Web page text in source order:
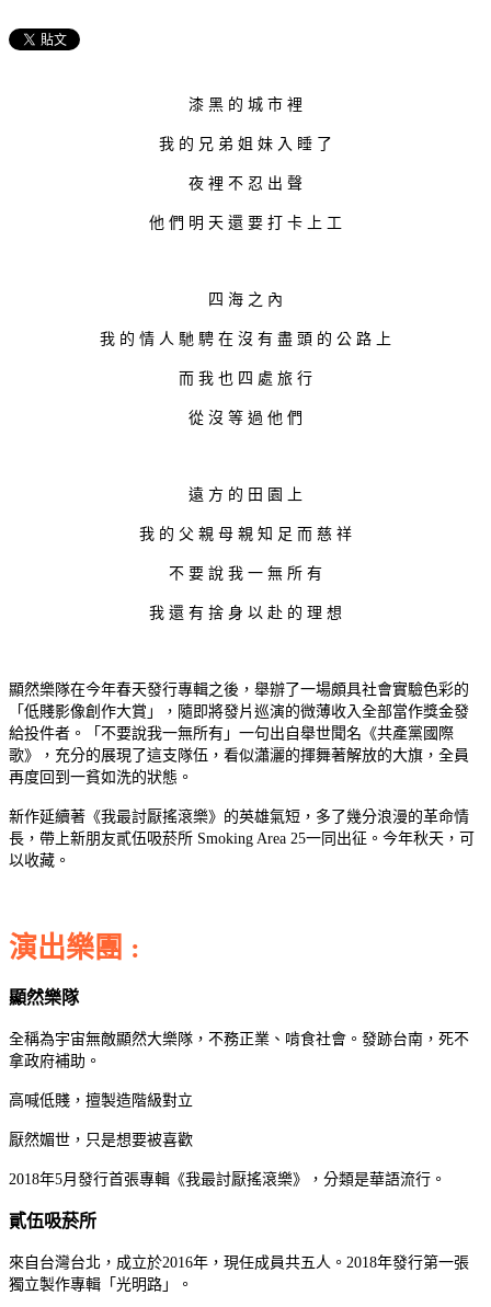
漆 黑 的 城 市 裡
我 的 兄 弟 姐 妹 入 睡 了
夜 裡 不 忍 出 聲
他 們 明 天 還 要 打 卡 上 工
四 海 之 內
我 的 情 人 馳 騁 在 沒 有 盡 頭 的 公 路 上
而 我 也 四 處 旅 行
從 沒 等 過 他 們
遠 方 的 田 園 上
我 的 父 親 母 親 知 足 而 慈 祥
不 要 說 我 一 無 所 有
我 還 有 捨 身 以 赴 的 理 想
顯然樂隊在今年春天發行專輯之後，舉辦了一場頗具社會實驗色彩的
「低賤影像創作大賞」，隨即將發片巡演的微薄收入全部當作獎金發
給投件者。「不要說我一無所有」一句出自舉世聞名《共產黨國際
歌》，充分的展現了這支隊伍，看似瀟灑的揮舞著解放的大旗，全員
再度回到一貧如洗的狀態。
新作延續著《我最討厭搖滾樂》的英雄氣短，多了幾分浪漫的革命情
長，帶上新朋友貳伍吸菸所 Smoking Area 25一同出征。今年秋天，可
以收藏。
演出樂團 :
顯然樂隊
全稱為宇宙無敵顯然大樂隊，不務正業、啃食社會。發跡台南，死不
拿政府補助。
高喊低賤，擅製造階級對立
厭然媚世，只是想要被喜歡
2018年5月發行首張專輯《我最討厭搖滾樂》，分類是華語流行。
貳伍吸菸所
來自台灣台北，成立於2016年，現任成員共五人。2018年發行第一張
獨立製作專輯「光明路」。